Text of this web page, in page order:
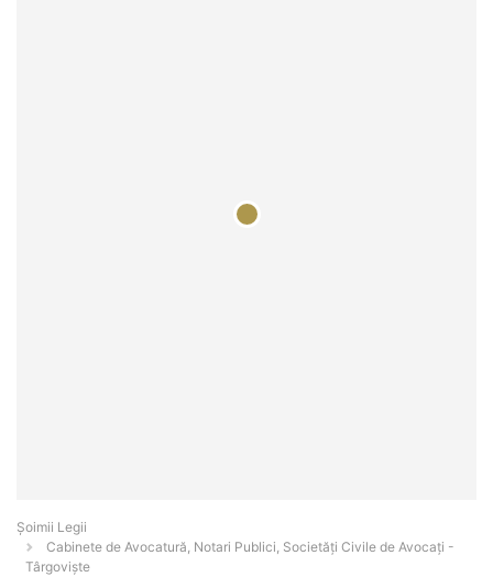
Șoimii Legii
Cabinete de Avocatură, Notari Publici, Societăți Civile de Avocați -
Târgovişte